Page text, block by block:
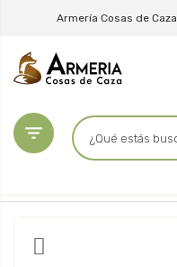
Armería Cosas de Caza
